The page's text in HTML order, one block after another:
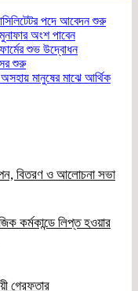
পদে আবেদন শুরু
অংশ পাবেন
শুভ উদ্বোধন
শুরু
মানুষের মাঝে আর্থিক
বিতরণ ও আলোচনা সভা
কর্মকান্ডে লিপ্ত হওয়ার
গ্রেফতার